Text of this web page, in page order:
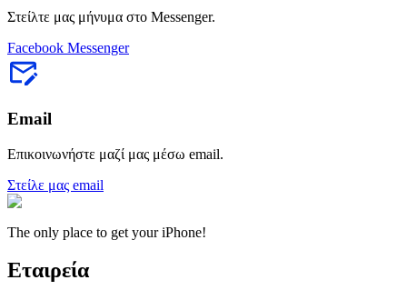
Στείλτε μας μήνυμα στο Messenger.
Facebook Messenger
Email
Επικοινωνήστε μαζί μας μέσω email.
Στείλε μας email
The only place to get your iPhone!
Εταιρεία